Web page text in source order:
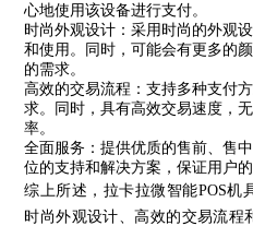
心地使用该设备进行支付。
时尚外观设计：采用时尚的外观
和使用。同时，可能会有更多的
的需求。
高效的交易流程：支持多种支付
求。同时，具有高效交易速度，
率。
全面服务：提供优质的售前、售
位的支持和解决方案，保证用户的
综上所述，拉卡拉微智能POS机
时尚外观设计、高效的交易流程